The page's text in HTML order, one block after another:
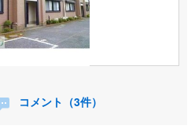
コメント（3件）